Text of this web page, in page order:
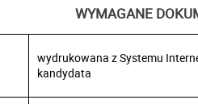
WYMAGANE
wydrukowana z Systemu
kandydata